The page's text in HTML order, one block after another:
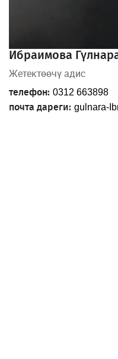
Ибраимова
Жетектөөчү адис
телефон: 0312 663898
почта дареги: gulnara-